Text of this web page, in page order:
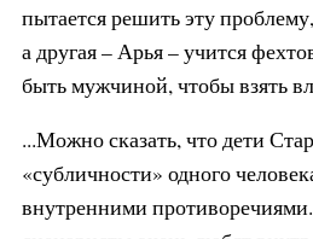
пытается решить эту
а другая – Арья – учится
быть мужчиной, чтобы взять
...Можно сказать, что дети
«субличности» одного
внутренними